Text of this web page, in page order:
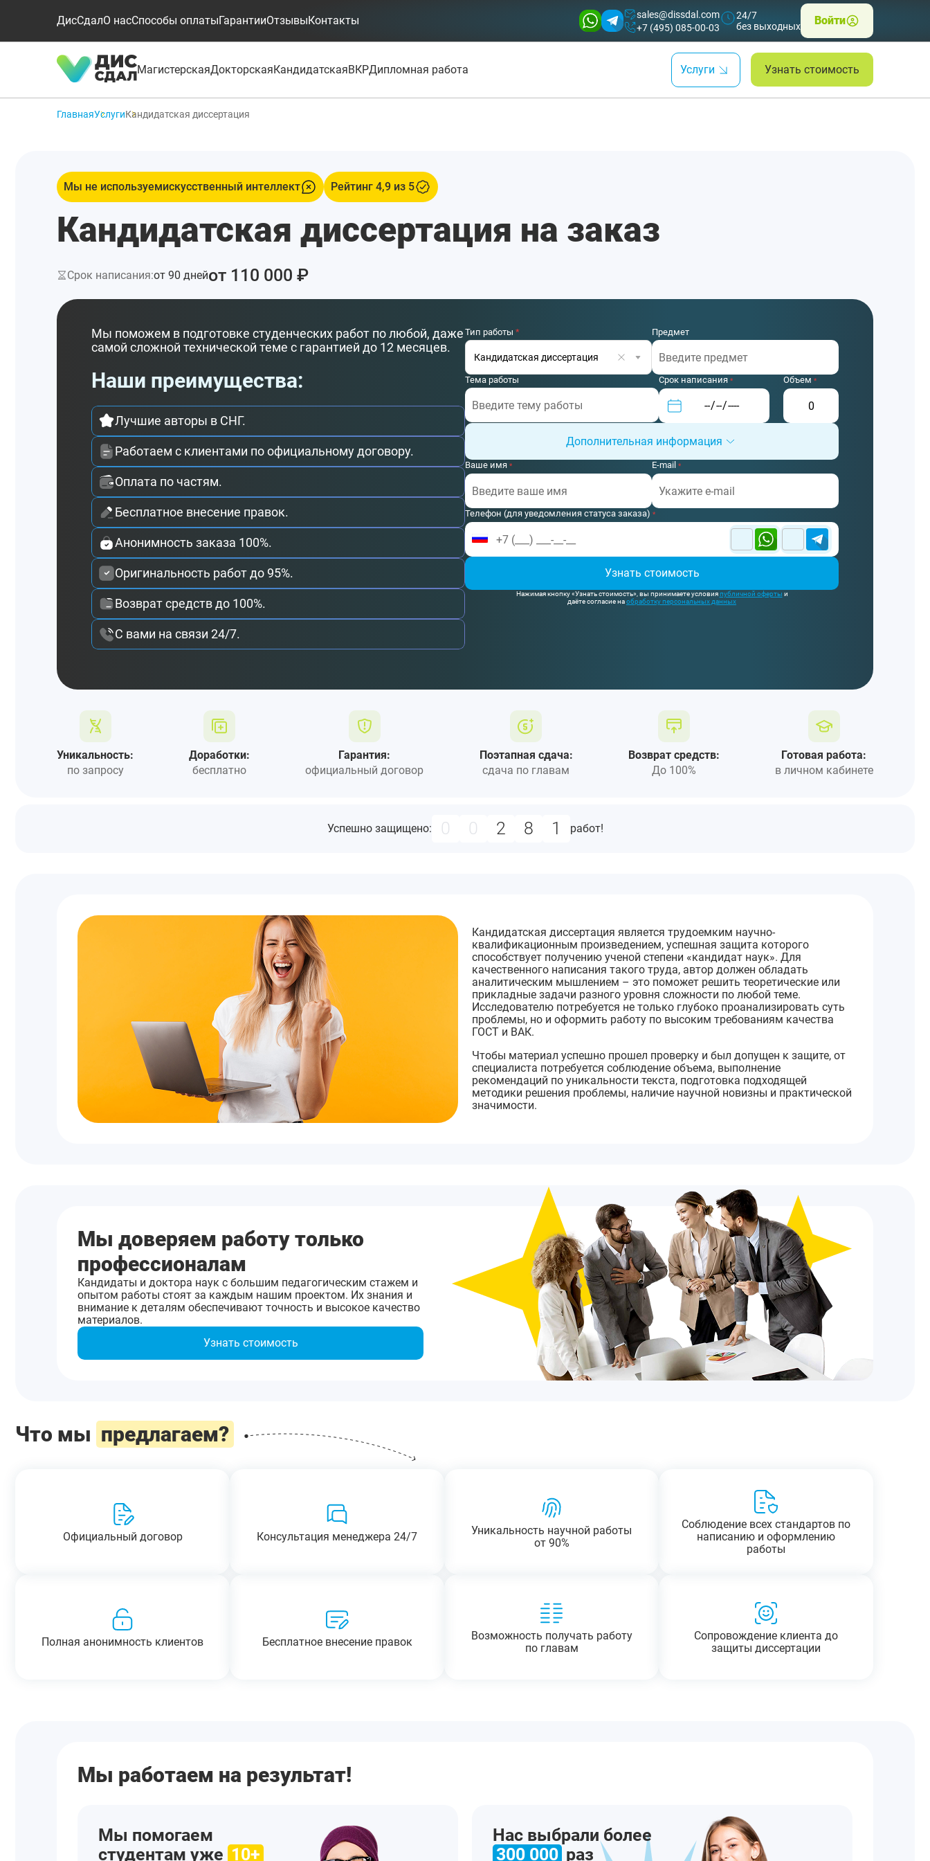
ДисСдалО насСпособы оплатыГарантииОтзывыКонтакты
sales@dissdal.com
+7 (495) 085-00-03
24/7
без выходных
Войти
МагистерскаяДокторскаяКандидатскаяВКРДипломная работа Услуги Узнать стоимость
ГлавнаяУслугиКандидатская диссертация
Мы не используемискусственный интеллект Рейтинг 4,9 из 5
Кандидатская диссертация на заказ
Срок написания:от 90 днейот 110 000 ₽
Мы поможем в подготовке студенческих работ по любой, даже
самой сложной технической теме с гарантией до 12 месяцев.
Наши преимущества:
Лучшие авторы в СНГ.
Работаем с клиентами по официальному договору.
Оплата по частям.
Бесплатное внесение правок.
Анонимность заказа 100%.
Оригинальность работ до 95%.
Возврат средств до 100%.
С вами на связи 24/7.
Тип работы * Предмет
Тема работы Срок написания * Объем *
Дополнительная информация
Загрузить файлы
Ваше имя * E-mail *
Телефон (для уведомления статуса заказа) *
Узнать стоимость
Нажимая кнопку «Узнать стоимость», вы принимаете условияпубличной оферты и
даёте согласие наобработку персональных данных
Уникальность:
по запросу
Доработки:
бесплатно
Гарантия:
официальный договор
Поэтапная сдача:
сдача по главам
Возврат средств:
До 100%
Готовая работа:
в личном кабинете
Успешно защищено: 0 0 4 0 1 работ!
Кандидатская диссертация является трудоемким научно-
квалификационным произведением, успешная защита которого
способствует получению ученой степени «кандидат наук». Для
качественного написания такого труда, автор должен обладать
аналитическим мышлением – это поможет решить теоретические или
прикладные задачи разного уровня сложности по любой теме.
Исследователю потребуется не только глубоко проанализировать суть
проблемы, но и оформить работу по высоким требованиям качества
ГОСТ и ВАК.
Чтобы материал успешно прошел проверку и был допущен к защите, от
специалиста потребуется соблюдение объема, выполнение
рекомендаций по уникальности текста, подготовка подходящей
методики решения проблемы, наличие научной новизны и практической
значимости.
Мы доверяем работу только
профессионалам
Кандидаты и доктора наук с большим педагогическим стажем и
опытом работы стоят за каждым нашим проектом. Их знания и
внимание к деталям обеспечивают точность и высокое качество
материалов.
Узнать стоимость
Что мы предлагаем?
Официальный договор Консультация менеджера 24/7
Уникальность научной работы
от 90%
Соблюдение всех стандартов по
написанию и оформлению
работы
Полная анонимность клиентов Бесплатное внесение правок
Возможность получать работу
по главам
Сопровождение клиента до
защиты диссертации
Мы работаем на результат!
Мы помогаем
студентам уже 10+
Нас выбрали более
300 000 раз